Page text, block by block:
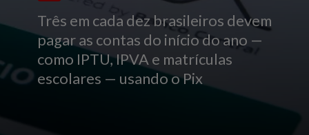
Três em cada dez brasileiros devem
pagar as contas do início do ano —
como IPTU, IPVA e matrículas
escolares — usando o Pix